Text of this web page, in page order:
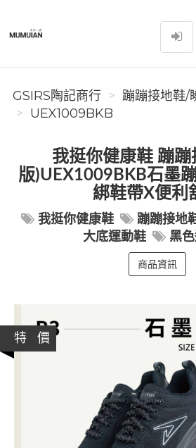
GSIRS陶記商行
GSIRS陶記商行
蹦蹦接地鞋/
UEX1009BKB
我挺你健康鞋 蹦蹦
版)UEX1009BKB石墨
綁鞋帶X便利
我挺你健康鞋 蹦蹦接地
大底運動鞋
黑
商品資訊
特 價